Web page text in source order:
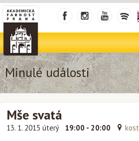
Minulé události
Mše svatá
13. 1. 2015 úterý 19:00 - 20:00